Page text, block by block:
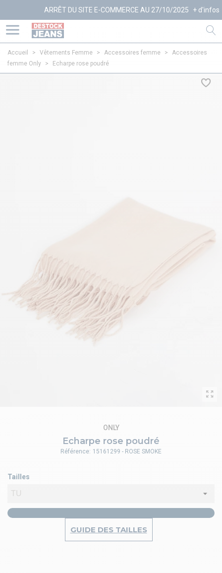
ARRÊT DU SITE E-COMMERCE AU 27/10/2025 + d'infos
Accueil > Vêtements Femme > Accessoires femme >
Accessoires
femme Only
> Echarpe rose poudré
Echarpe rose poudré
ONLY
Tailles
GUIDE DES TAILLES
Référence: 15161299 - ROSE SMOKE